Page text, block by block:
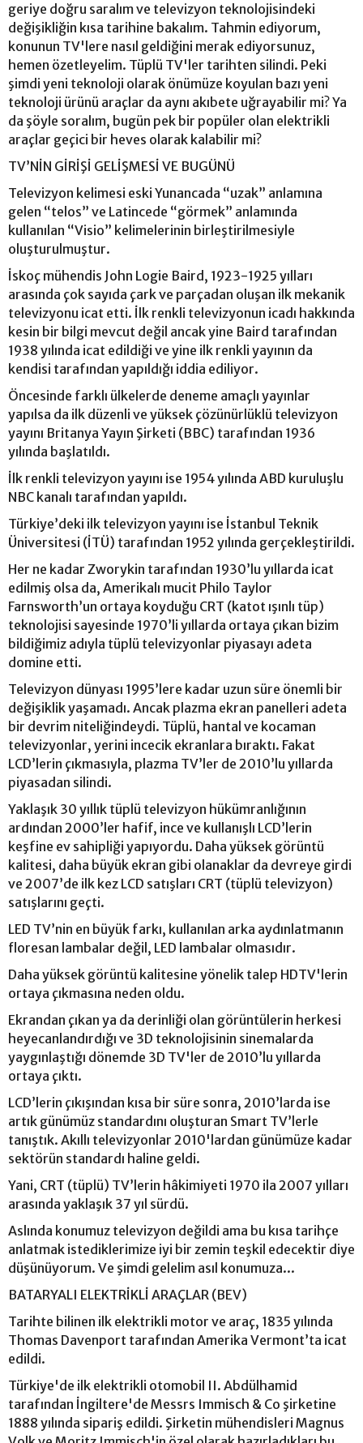
geriye doğru saralım ve televizyon teknolojisindeki
değişikliğin kısa tarihine bakalım. Tahmin ediyorum,
konunun TV'lere nasıl geldiğini merak ediyorsunuz,
hemen özetleyelim. Tüplü TV'ler tarihten silindi. Peki
şimdi yeni teknoloji olarak önümüze koyulan bazı yeni
teknoloji ürünü araçlar da aynı akıbete uğrayabilir mi? Ya
da şöyle soralım, bugün pek bir popüler olan elektrikli
araçlar geçici bir heves olarak kalabilir mi?
TV’NİN GİRİŞİ GELİŞMESİ VE BUGÜNÜ
Televizyon kelimesi eski Yunancada “uzak” anlamına
gelen “telos” ve Latincede “görmek” anlamında
kullanılan “Visio” kelimelerinin birleştirilmesiyle
oluşturulmuştur.
İskoç mühendis John Logie Baird, 1923-1925 yılları
arasında çok sayıda çark ve parçadan oluşan ilk mekanik
televizyonu icat etti. İlk renkli televizyonun icadı hakkında
kesin bir bilgi mevcut değil ancak yine Baird tarafından
1938 yılında icat edildiği ve yine ilk renkli yayının da
kendisi tarafından yapıldığı iddia ediliyor.
Öncesinde farklı ülkelerde deneme amaçlı yayınlar
yapılsa da ilk düzenli ve yüksek çözünürlüklü televizyon
yayını Britanya Yayın Şirketi (BBC) tarafından 1936
yılında başlatıldı.
İlk renkli televizyon yayını ise 1954 yılında ABD kuruluşlu
NBC kanalı tarafından yapıldı.
Türkiye’deki ilk televizyon yayını ise İstanbul Teknik
Üniversitesi (İTÜ) tarafından 1952 yılında gerçekleştirildi.
Her ne kadar Zworykin tarafından 1930’lu yıllarda icat
edilmiş olsa da, Amerikalı mucit Philo Taylor
Farnsworth’un ortaya koyduğu CRT (katot ışınlı tüp)
teknolojisi sayesinde 1970’li yıllarda ortaya çıkan bizim
bildiğimiz adıyla tüplü televizyonlar piyasayı adeta
domine etti.
Televizyon dünyası 1995’lere kadar uzun süre önemli bir
değişiklik yaşamadı. Ancak plazma ekran panelleri adeta
bir devrim niteliğindeydi. Tüplü, hantal ve kocaman
televizyonlar, yerini incecik ekranlara bıraktı. Fakat
LCD’lerin çıkmasıyla, plazma TV’ler de 2010’lu yıllarda
piyasadan silindi.
Yaklaşık 30 yıllık tüplü televizyon hükümranlığının
ardından 2000’ler hafif, ince ve kullanışlı LCD’lerin
keşfine ev sahipliği yapıyordu. Daha yüksek görüntü
kalitesi, daha büyük ekran gibi olanaklar da devreye girdi
ve 2007’de ilk kez LCD satışları CRT (tüplü televizyon)
satışlarını geçti.
LED TV’nin en büyük farkı, kullanılan arka aydınlatmanın
floresan lambalar değil, LED lambalar olmasıdır.
Daha yüksek görüntü kalitesine yönelik talep HDTV'lerin
ortaya çıkmasına neden oldu.
Ekrandan çıkan ya da derinliği olan görüntülerin herkesi
heyecanlandırdığı ve 3D teknolojisinin sinemalarda
yaygınlaştığı dönemde 3D TV'ler de 2010’lu yıllarda
ortaya çıktı.
LCD’lerin çıkışından kısa bir süre sonra, 2010’larda ise
artık günümüz standardını oluşturan Smart TV’lerle
tanıştık. Akıllı televizyonlar 2010'lardan günümüze kadar
sektörün standardı haline geldi.
Yani, CRT (tüplü) TV’lerin hâkimiyeti 1970 ila 2007 yılları
arasında yaklaşık 37 yıl sürdü.
Aslında konumuz televizyon değildi ama bu kısa tarihçe
anlatmak istediklerimize iyi bir zemin teşkil edecektir diye
düşünüyorum. Ve şimdi gelelim asıl konumuza...
BATARYALI ELEKTRİKLİ ARAÇLAR (BEV)
Tarihte bilinen ilk elektrikli motor ve araç, 1835 yılında
Thomas Davenport tarafından Amerika Vermont’ta icat
edildi.
Türkiye'de ilk elektrikli otomobil II. Abdülhamid
tarafından İngiltere'de Messrs Immisch & Co şirketine
1888 yılında sipariş edildi. Şirketin mühendisleri Magnus